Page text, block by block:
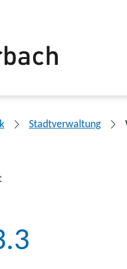
Stadtverwaltung